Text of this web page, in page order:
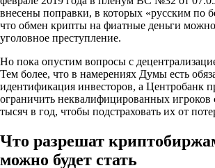
внесены поправки, в которых «русским по
что обмен крипты на фиатные деньги можно
уголовное преступление.
Но пока опустим вопросы с
Тем более, что в намерениях Думы есть
идентификация инвесторов, а Центробанк
ограничить неквалифицированных
тысяч в год, чтобы подстраховать их от
Что разрешат
можно будет стать